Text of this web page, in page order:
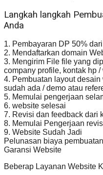
Langkah langkah
Anda
1. Pembayaran DP 50%
2. Mendaftarkan domain
3. Mengirim File file yang
company profile, kontak hp
4. Pembuatan layout
sudah ada / demo atau
5. Memulai pengerjaan
6. website selesai
7. Revisi dan feedback dari
8. Memulai Pengerjaan
9. Website Sudah Jadi
Pelunasan biaya
Garansi Website
Beberap Layanan Website